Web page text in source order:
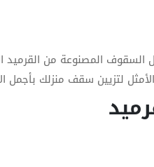
السقوف المصنوعة من
لتزيين سقف منزلك بأجمل